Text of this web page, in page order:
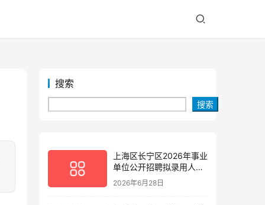
搜索
搜索
上海区长宁区2026年事业
单位公开招聘拟录用人员
公示(第三批)
2026年6月28日